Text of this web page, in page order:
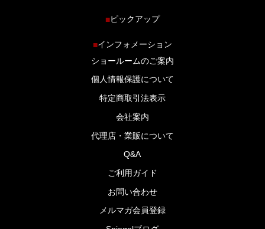
商品ラインナップ
ブログ
■ピックアップ
■インフォメーション
ショールームのご案内
個人情報保護について
特定商取引法表示
会社案内
代理店・業販について
Q&A
ご利用ガイド
お問い合わせ
メルマガ会員登録